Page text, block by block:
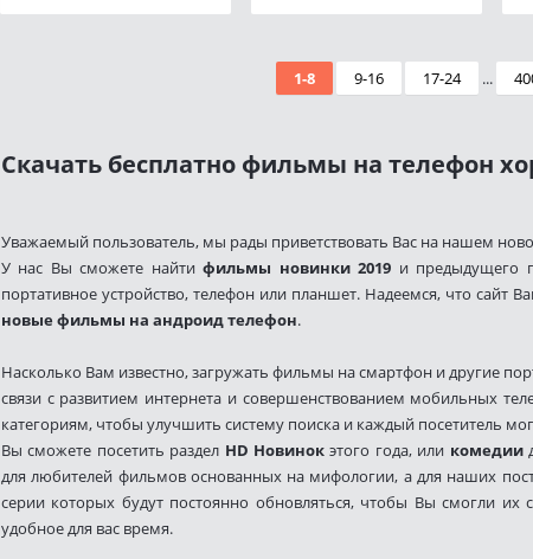
1-8 9-16 17-24 ...
Скачать бесплатно фильмы на телефон
Уважаемый пользователь, мы рады приветствовать Вас на нашем
У нас Вы сможете найтифильмы новинки 2019 и предыдущего
портативное устройство, телефон или планшет. Надеемся, что сайт
новые фильмы на андроид телефон.
Насколько Вам известно, загружать фильмы на смартфон и другие
связи с развитием интернета и совершенствованием мобильных
категориям, чтобы улучшить систему поиска и каждый посетитель
Вы сможете посетить раздел HD Новинок этого года, или комедии
для любителей фильмов основанных на мифологии, а для наших
серии которых будут постоянно обновляться, чтобы Вы смогли
удобное для вас время.